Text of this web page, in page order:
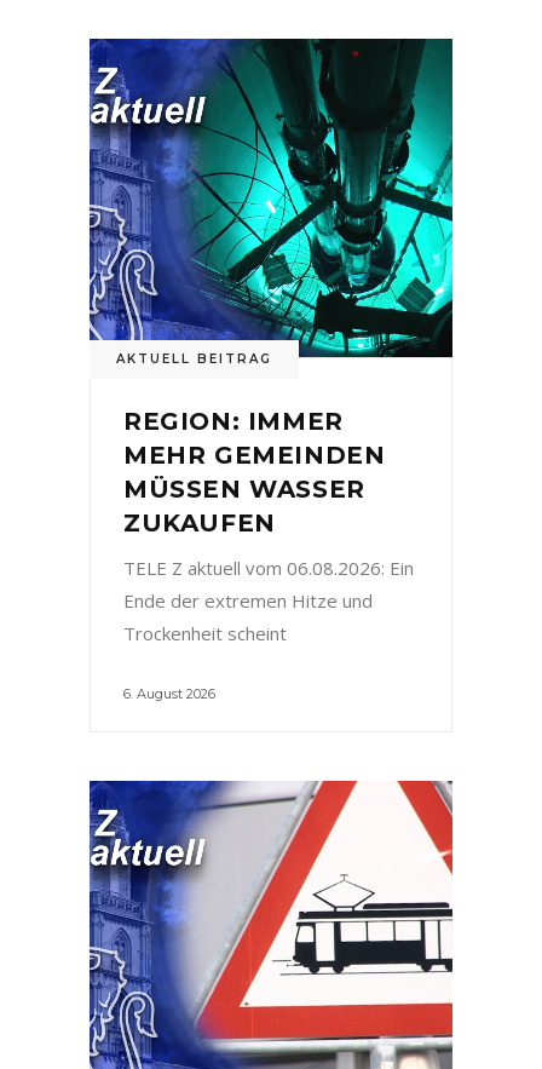
AKTUELL BEITRAG
REGION: IMMER
MEHR GEMEINDEN
MÜSSEN WASSER
ZUKAUFEN
TELE Z aktuell vom 06.08.2026: Ein
Ende der extremen Hitze und
Trockenheit scheint
6. August 2026